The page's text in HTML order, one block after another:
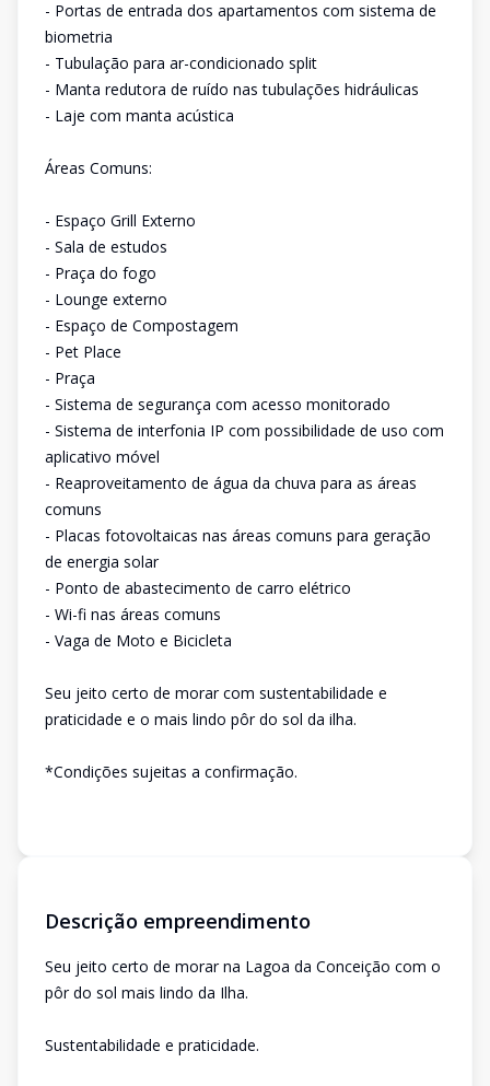
- Portas de entrada dos apartamentos com sistema de
biometria
- Tubulação para ar-condicionado split
- Manta redutora de ruído nas tubulações hidráulicas
- Laje com manta acústica
Áreas Comuns:
- Espaço Grill Externo
- Sala de estudos
- Praça do fogo
- Lounge externo
- Espaço de Compostagem
- Pet Place
- Praça
- Sistema de segurança com acesso monitorado
- Sistema de interfonia IP com possibilidade de uso com
aplicativo móvel
- Reaproveitamento de água da chuva para as áreas
comuns
- Placas fotovoltaicas nas áreas comuns para geração
de energia solar
- Ponto de abastecimento de carro elétrico
- Wi-fi nas áreas comuns
- Vaga de Moto e Bicicleta
Seu jeito certo de morar com sustentabilidade e
praticidade e o mais lindo pôr do sol da ilha.
*Condições sujeitas a confirmação.
Descrição empreendimento
Seu jeito certo de morar na Lagoa da Conceição com o
pôr do sol mais lindo da Ilha.
Sustentabilidade e praticidade.